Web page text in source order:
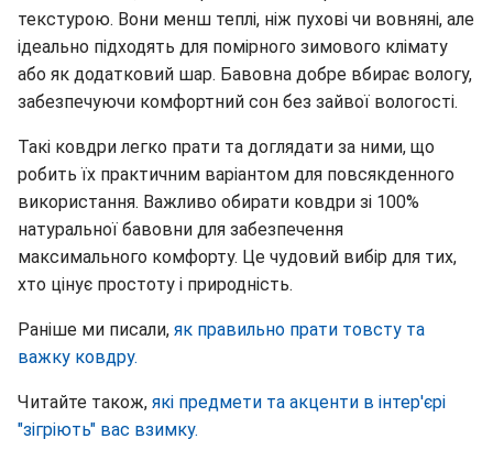
текстурою. Вони менш теплі, ніж пухові чи вовняні, але
ідеально підходять для помірного зимового клімату
або як додатковий шар. Бавовна добре вбирає вологу,
забезпечуючи комфортний сон без зайвої вологості.
Такі ковдри легко прати та доглядати за ними, що
робить їх практичним варіантом для повсякденного
використання. Важливо обирати ковдри зі 100%
натуральної бавовни для забезпечення
максимального комфорту. Це чудовий вибір для тих,
хто цінує простоту і природність.
Раніше ми писали, як правильно прати товсту та
важку ковдру.
Читайте також, які предмети та акценти в інтер'єрі
"зігріють" вас взимку.